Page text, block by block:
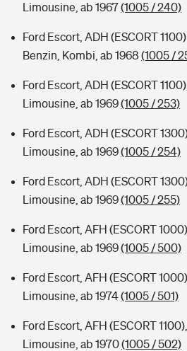
Limousine, ab 1967(1005 / 240)
Ford Escort, ADH (ESCORT
Benzin, Kombi, ab 1968 (1005 /
Ford Escort, ADH (ESCORT
Limousine, ab 1969(1005 / 253)
Ford Escort, ADH (ESCORT
Limousine, ab 1969(1005 / 254)
Ford Escort, ADH (ESCORT
Limousine, ab 1969(1005 / 255)
Ford Escort, AFH (ESCORT
Limousine, ab 1969(1005 / 500)
Ford Escort, AFH (ESCORT
Limousine, ab 1974(1005 / 501)
Ford Escort, AFH (ESCORT
Limousine, ab 1970(1005 / 502)